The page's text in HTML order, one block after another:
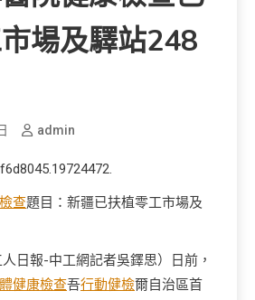
場及驛站248
admin
查題目：新疆已扶植零工市場及
人日報-中工網記者吳鐸思）日前，
健康檢查吾行動健檢爾自治區首